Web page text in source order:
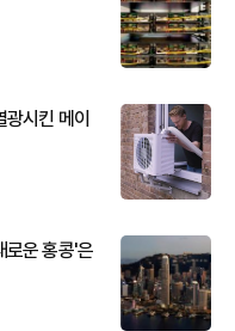
시킨 메이
로운 홍콩'은